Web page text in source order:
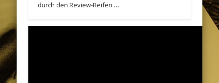
durch den Review-Reifen …